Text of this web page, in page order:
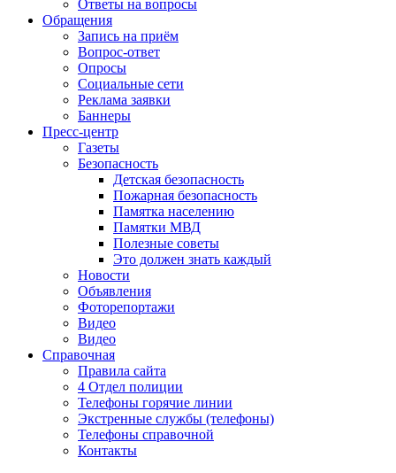
Ответы на вопросы
Обращения
Запись на приём
Вопрос-ответ
Опросы
Социальные сети
Реклама заявки
Баннеры
Пресс-центр
Газеты
Безопасность
Детская безопасность
Пожарная безопасность
Памятка населению
Памятки МВД
Полезные советы
Это должен знать каждый
Новости
Объявления
Фоторепортажи
Видео
Видео
Справочная
Правила сайта
4 Отдел полиции
Телефоны горячие линии
Экстренные службы (телефоны)
Телефоны справочной
Контакты